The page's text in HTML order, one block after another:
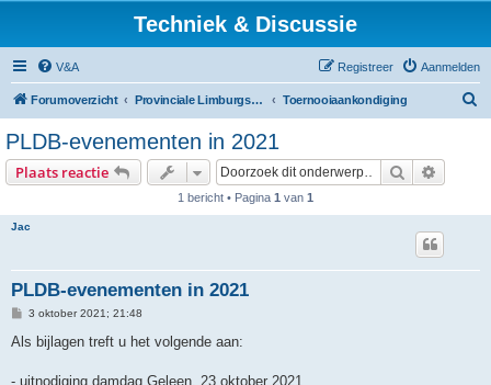
Techniek & Discussie
V&A Aanmelden
Registreer
Forumoverzicht Provinciale Limburgse Dambond Toernooiaankondiging
PLDB-evenementen in 2021
Plaats reactie Zoek
1 bericht • Pagina 1 van 1
Jac
PLDB-evenementen in 2021
B
r
h
3 oktober 2021; 21:48
Als bijlagen treft u het volgende aan:
- uitnodiging damdag Geleen, 23 oktober 2021